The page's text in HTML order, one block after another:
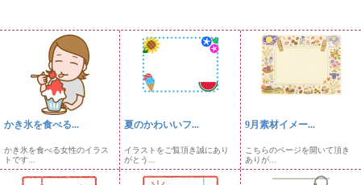
かき氷を食べる...
かき氷を食べる女性のイラス
トです...
夏のかわいいフ...
イラストをご覧頂き誠にあり
がとう...
9月素材イメー...
こちらのページを開いて頂き
ありが...